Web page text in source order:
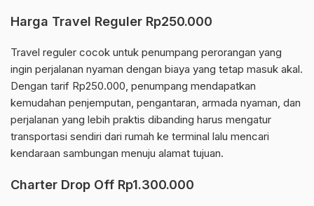
Harga Travel Reguler Rp250.000
Travel reguler cocok untuk penumpang perorangan yang
ingin perjalanan nyaman dengan biaya yang tetap masuk akal.
Dengan tarif Rp250.000, penumpang mendapatkan
kemudahan penjemputan, pengantaran, armada nyaman, dan
perjalanan yang lebih praktis dibanding harus mengatur
transportasi sendiri dari rumah ke terminal lalu mencari
kendaraan sambungan menuju alamat tujuan.
Charter Drop Off Rp1.300.000